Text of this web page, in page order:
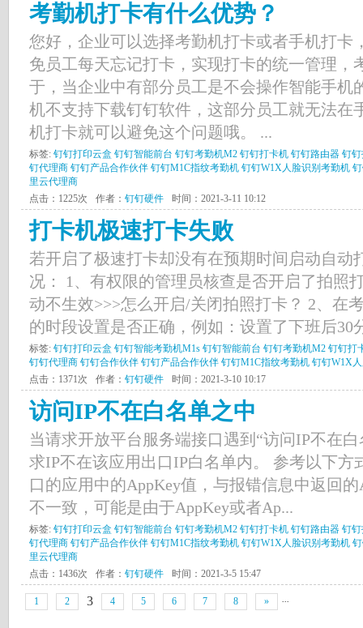
考勤机打卡有什么优势？
您好，企业可以选择考勤机打卡或者手机打卡
免员工每天忘记打卡，实现打卡的统一管理，
于，当企业中有部分员工是不会操作智能手机
机不支持下载钉钉软件，这部分员工就无法在
机打卡就可以避免这个问题哦。 ...
标签: 钉钉打印云盒 钉钉智能前台 钉钉考勤机M2 钉钉打卡机 钉钉路由器 钉
钉代理商 钉钉产品合作伙伴 钉钉M1C指纹考勤机 钉钉W1X人脸识别考勤机
里云代理商
点击：1225次
作者： 钉钉硬件 时间：2021-3-11 10:12
打卡机极速打卡失败
若开启了极速打卡却没有在预期时间启动自动
况： 1、有权限的管理员核查是否开启了拍照
动不生效>>>怎么开启/关闭拍照打卡？ 2、在
的时段设置是否正确，例如：设置了下班后30
标签: 钉钉打印云盒 钉钉智能考勤机M1s 钉钉智能前台 钉钉考勤机M2 钉钉打
钉钉代理商 钉钉合作伙伴 钉钉产品合作伙伴 钉钉M1C指纹考勤机 钉钉W1X
点击：1371次
作者： 钉钉硬件 时间：2021-3-10 10:17
访问IP不在白名单之中
当请求开放平台服务端接口遇到“访问IP不在
求IP不在该应用出口IP白名单内。 参考以下方
口的应用中的AppKey值，与报错信息中返回
不一致，可能是由于AppKey或者Ap...
标签: 钉钉打印云盒 钉钉智能前台 钉钉考勤机M2 钉钉打卡机 钉钉路由器 钉
钉代理商 钉钉产品合作伙伴 钉钉M1C指纹考勤机 钉钉W1X人脸识别考勤机
里云代理商
点击：1436次
作者： 钉钉硬件 时间：2021-3-5 15:47
1 2 3 4 5 6 7 8 ...
»